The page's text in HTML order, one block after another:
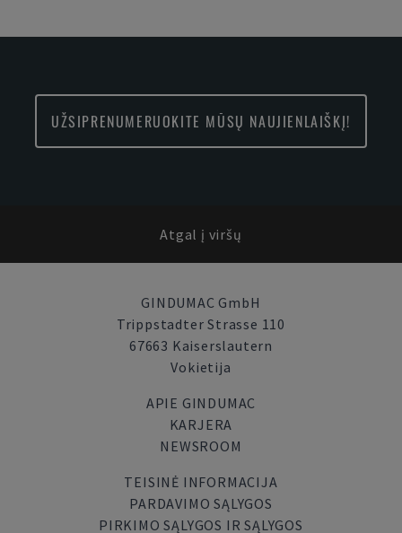
UŽSIPRENUMERUOKITE MŪSŲ NAUJIENLAIŠKĮ!
Atgal į viršų
GINDUMAC GmbH
Trippstadter Strasse 110
67663 Kaiserslautern
Vokietija
APIE GINDUMAC
KARJERA
NEWSROOM
TEISINĖ INFORMACIJA
PARDAVIMO SĄLYGOS
PIRKIMO SĄLYGOS IR SĄLYGOS